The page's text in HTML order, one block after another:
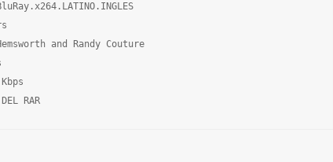
and Randy Couture
RAR